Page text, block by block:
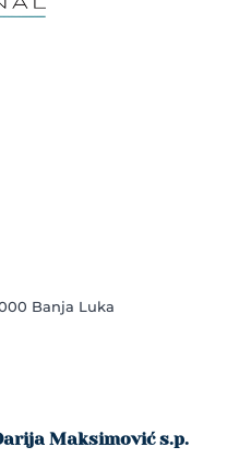
Banja Luka
Maksimović s.p.